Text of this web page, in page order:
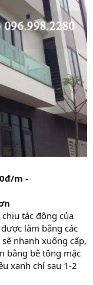
m -
tác động của
làm bằng các
nhanh xuống cấp,
bằng bê tông mặc
xanh chỉ sau 1-2